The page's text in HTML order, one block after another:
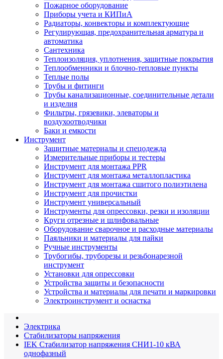
Пожарное оборудование
Приборы учета и КИПиА
Радиаторы, конвекторы и комплектующие
Регулирующая, предохранительная арматура и
автоматика
Сантехника
Теплоизоляция, уплотнения, защитные покрытия
Теплообменники и блочно-тепловые пункты
Теплые полы
Трубы и фитинги
Трубы канализационные, соединительные детали
и изделия
Фильтры, грязевики, элеваторы и
воздухоотводчики
Баки и емкости
Инструмент
Защитные материалы и спецодежда
Измерительные приборы и тестеры
Инструмент для монтажа PPR
Инструмент для монтажа металлопластика
Инструмент для монтажа сшитого полиэтилена
Инструмент для прочистки
Инструмент универсальный
Инструменты для опрессовки, резки и изоляции
Круги отрезные и шлифовальные
Оборудование сварочное и расходные материалы
Паяльники и материалы для пайки
Ручные инструменты
Трубогибы, труборезы и резьбонарезной
инструмент
Установки для опрессовки
Устройства защиты и безопасности
Устройства и материалы для печати и маркировки
Электроинструмент и оснастка
Электрика
Стабилизаторы напряжения
IEK Стабилизатор напряжения СНИ1-10 кВА
однофазный